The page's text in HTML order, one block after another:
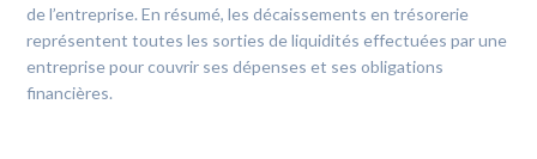
de l’entreprise. En résumé, les décaissements en trésorerie
représentent toutes les sorties de liquidités effectuées par une
entreprise pour couvrir ses dépenses et ses obligations
financières.